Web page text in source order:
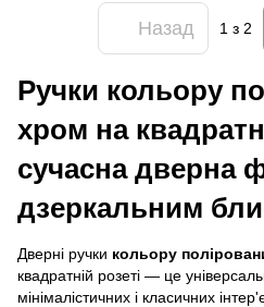
Назад 1 з 2
Ручки кольору
хром на
сучасна дверна
дзеркальним
Дверні ручки кольору
квадратній розеті — це
мінімалістичних і класичних